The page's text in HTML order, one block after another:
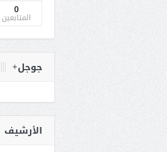
0
المتابعين
جوجل+
الأرشيف